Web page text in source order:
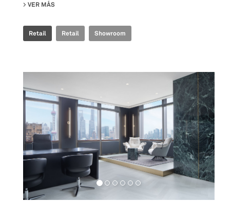
VER MÁS
Retail Retail Showroom